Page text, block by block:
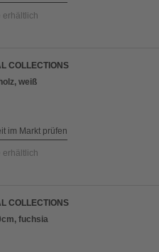
erhältlich
COLLECTIONS
weiß
im Markt prüfen
erhältlich
COLLECTIONS
fuchsia